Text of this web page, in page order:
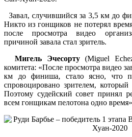
Завал, случившийся за 3,5 км до
Никто из гонщиков не потерял
после просмотра видео
причиной завала стал зритель.
Мигель Эчеcорту(Miguel
комитета: «После просмотра видео
км до финиша, стало ясно, что
спровоцировано зрителем,
Поэтому судейский совет принял
всем гонщикам пелотона одно